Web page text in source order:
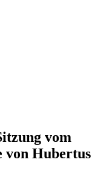
vom
von Hubertus